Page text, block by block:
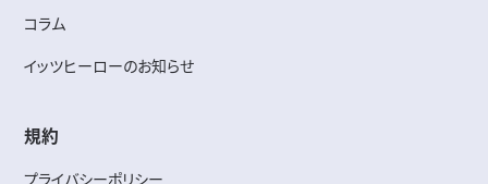
コラム
イッツヒーローのお知らせ
規約
プライバシーポリシー